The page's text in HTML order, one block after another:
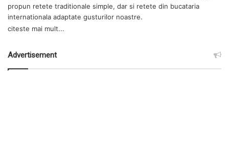
propun retete traditionale simple, dar si retete din bucataria
internationala adaptate gusturilor noastre.
citeste mai mult...
Advertisement